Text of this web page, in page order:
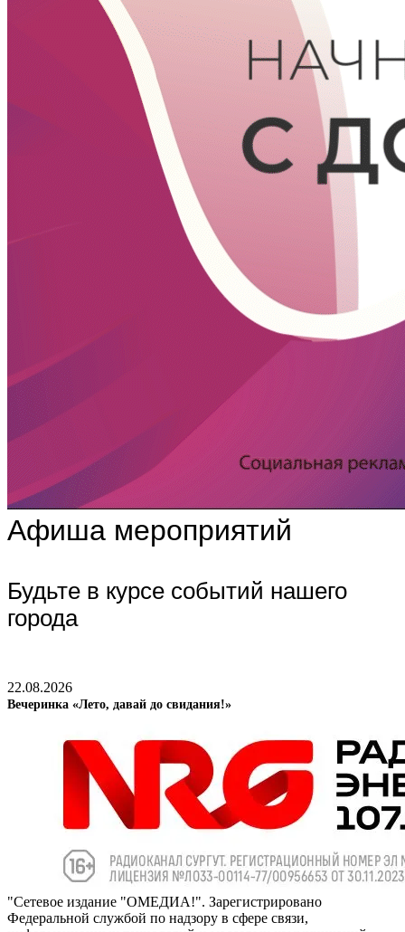
Афиша мероприятий
Будьте в курсе событий нашего
города
22.08.2026
Вечеринка «Лето, давай до свидания!»
"Сетевое издание "ОМЕДИА!". Зарегистрировано
Федеральной службой по надзору в сфере связи,